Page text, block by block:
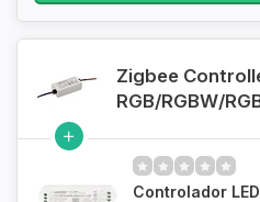
Zigbee
RGB/RGBW/
Controlador